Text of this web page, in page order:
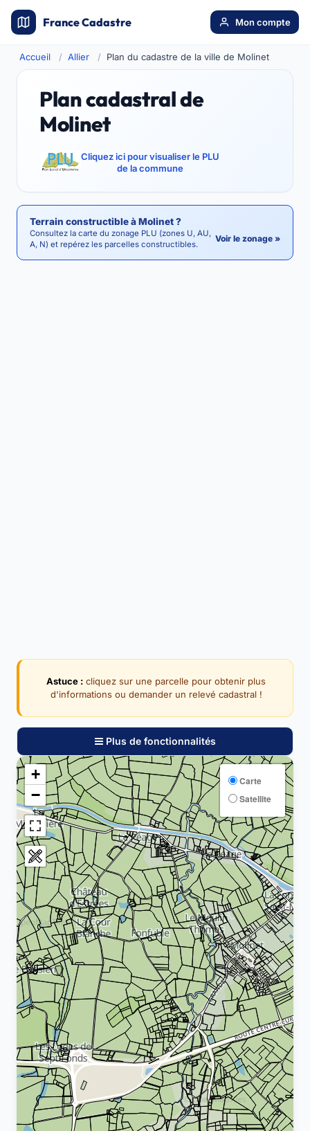
France Cadastre Mon compte
Accueil Allier Plan du cadastre de la ville de Molinet
Plan cadastral de
Molinet
Cliquez ici pour visualiser le PLU
de la commune
Terrain constructible à Molinet ?
Consultez la carte du zonage PLU (zones U, AU,
A, N) et repérez les parcelles constructibles.
Voir le zonage »
Astuce : cliquez sur une parcelle pour obtenir plus
d'informations ou demander un relevé cadastral !
Plus de fonctionnalités
+
−
Carte
Satellite